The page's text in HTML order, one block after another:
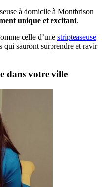
à domicile à Montbrison
unique et excitant.
celle d’une stripteaseuse
qui sauront surprendre et ravir
dans votre ville